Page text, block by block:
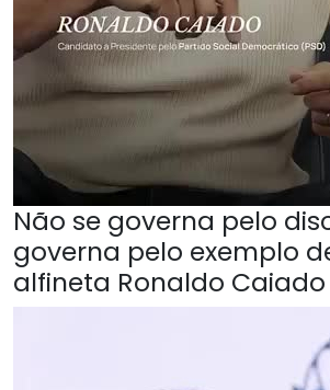
Não se governa pelo
governa pelo exemplo
alfineta Ronaldo Caiado